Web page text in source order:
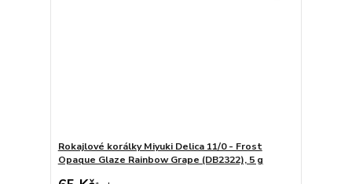
Rokajlové korálky Miyuki Delica 11/0 - Frost
Opaque Glaze Rainbow Grape (DB2322), 5 g